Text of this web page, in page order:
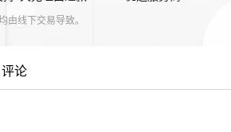
由线下交易导致。
评论